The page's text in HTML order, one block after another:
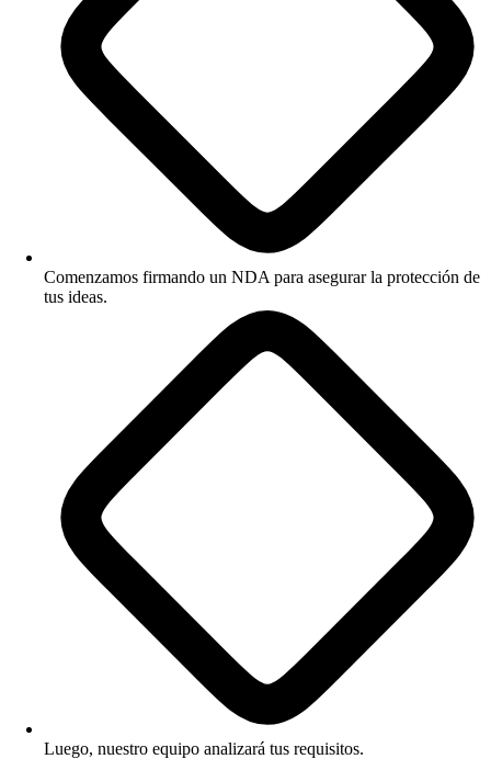
diferencia entre apagar incendios y evitar que se enciendan.
No es un riesgo teórico ni marginal. El SAT publica y actualiza con
regularidad el padrón de contribuyentes que emitieron comprobantes
sin contar con los activos, el personal o la infraestructura para prestar el
servicio que facturaron. Si uno de tus proveedores aparece ahí, la carga
de probar que la operación fue real recae sobre ti, y reunir esa
evidencia meses después, a veces sin saber siquiera que estás en la
mira, es justo lo que vuelve tan valiosa la vigilancia automática y
permanente.
Comenzamos firmando un NDA para asegurar la protección de
tus ideas.
Luego, nuestro equipo analizará tus requisitos.